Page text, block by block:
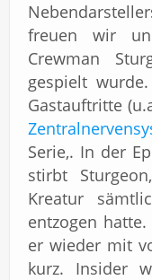
freuen wir
Crewman
gespielt
Gastauftritte
Serie,. In der
stirbt
Kreatur
entzogen
er wieder mit
kurz. Insider